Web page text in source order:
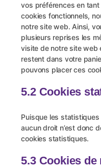
vos préférences en tant
cookies fonctionnels,
notre site web. Ainsi,
plusieurs reprises les
visite de notre site web
restent dans votre
pouvons placer ces
5.2 Cookies
Puisque les
aucun droit n’est donc
cookies statistiques.
5.3 Cookies